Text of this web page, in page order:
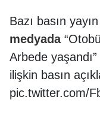
️Bazı basın
medyada
Arbede
ilişkin basın
pic.twitter.com/